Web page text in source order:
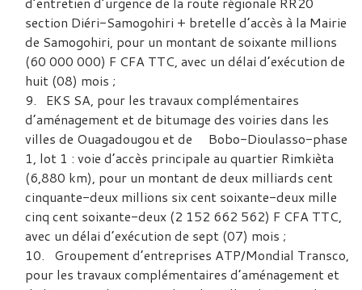
section Diéri-Samogohiri + bretelle d’accès à la Mairie
de Samogohiri, pour un montant de soixante millions
(60 000 000) F CFA TTC, avec un délai d’exécution de
huit (08) mois ;
EKS SA, pour les travaux complémentaires
d’aménagement et de bitumage des voiries dans les
villes de Ouagadougou et de Bobo-Dioulasso-phase
1, lot 1 : voie d’accès principale au quartier Rimkièta
(6,880 km), pour un montant de deux milliards cent
cinquante-deux millions six cent soixante-deux mille
cinq cent soixante-deux (2 152 662 562) F CFA TTC,
avec un délai d’exécution de sept (07) mois ;
Groupement d’entreprises ATP/Mondial Transco,
pour les travaux complémentaires d’aménagement et